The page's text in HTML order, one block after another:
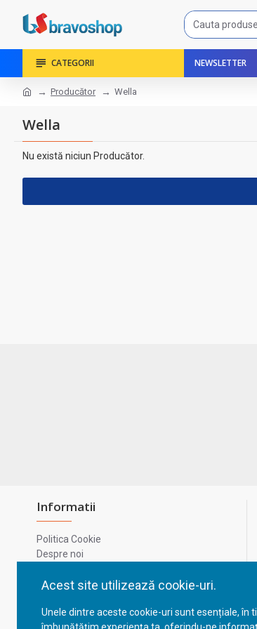
Acest site utilizează cookie-uri.
Unele dintre aceste cookie-uri sunt esențiale, în
CATEGORII NEWSLETTER
Producător Wella
Wella
Nu există niciun Producător.
Informatii
Politica Cookie
Despre noi
Confidentialitate
GDPR - Datele tale